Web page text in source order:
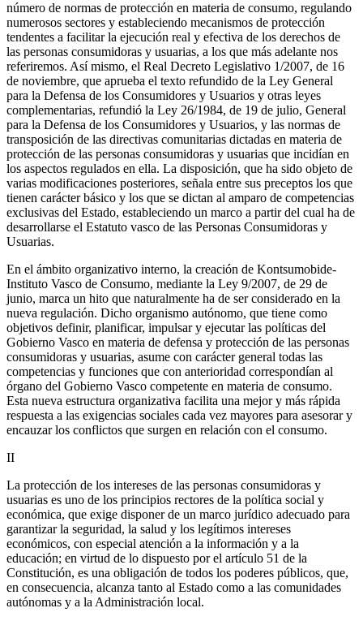
número de normas de protección en materia de consumo, regulando
numerosos sectores y estableciendo mecanismos de protección
tendentes a facilitar la ejecución real y efectiva de los derechos de
las personas consumidoras y usuarias, a los que más adelante nos
referiremos. Así mismo, el Real Decreto Legislativo 1/2007, de 16
de noviembre, que aprueba el texto refundido de la Ley General
para la Defensa de los Consumidores y Usuarios y otras leyes
complementarias, refundió la Ley 26/1984, de 19 de julio, General
para la Defensa de los Consumidores y Usuarios, y las normas de
transposición de las directivas comunitarias dictadas en materia de
protección de las personas consumidoras y usuarias que incidían en
los aspectos regulados en ella. La disposición, que ha sido objeto de
varias modificaciones posteriores, señala entre sus preceptos los que
tienen carácter básico y los que se dictan al amparo de competencias
exclusivas del Estado, estableciendo un marco a partir del cual ha de
desarrollarse el Estatuto vasco de las Personas Consumidoras y
Usuarias.
En el ámbito organizativo interno, la creación de Kontsumobide-
Instituto Vasco de Consumo, mediante la Ley 9/2007, de 29 de
junio, marca un hito que naturalmente ha de ser considerado en la
nueva regulación. Dicho organismo autónomo, que tiene como
objetivos definir, planificar, impulsar y ejecutar las políticas del
Gobierno Vasco en materia de defensa y protección de las personas
consumidoras y usuarias, asume con carácter general todas las
competencias y funciones que con anterioridad correspondían al
órgano del Gobierno Vasco competente en materia de consumo.
Esta nueva estructura organizativa facilita una mejor y más rápida
respuesta a las exigencias sociales cada vez mayores para asesorar y
encauzar los conflictos que surgen en relación con el consumo.
II
La protección de los intereses de las personas consumidoras y
usuarias es uno de los principios rectores de la política social y
económica, que exige disponer de un marco jurídico adecuado para
garantizar la seguridad, la salud y los legítimos intereses
económicos, con especial atención a la información y a la
educación; en virtud de lo dispuesto por el artículo 51 de la
Constitución, es una obligación de todos los poderes públicos, que,
en consecuencia, alcanza tanto al Estado como a las comunidades
autónomas y a la Administración local.